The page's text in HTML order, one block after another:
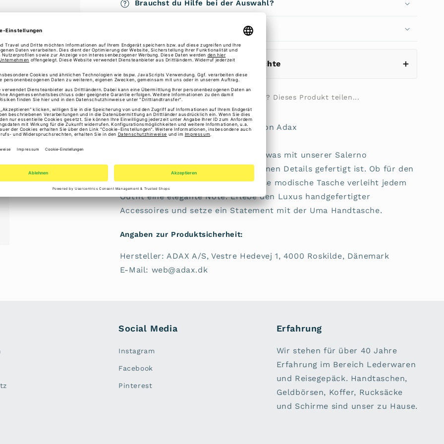
Brauchst du Hilfe bei der Auswahl?
ℹ️ Gesetzliche Gewährleistungsrechte
Erstmal Freunde oder Familie fragen? Dieses Produkt teilen...
Salerno Handtasche Uma 293226 von Adax
Verleihe deinem Stil das gewisse Etwas mit unserer Salerno
Handtasche, die mit handgeflochtenen Details gefertigt ist. Ob für den
Alltag oder festliche Anlässe – diese modische Tasche verleiht jedem
Outfit eine elegante Note. Erlebe den Luxus handgefertigter
Accessoires und setze ein Statement mit der Uma Handtasche.
Angaben zur Produktsicherheit:
Hersteller: ADAX A/S, Vestre Hedevej 1, 4000 Roskilde, Dänemark
E-Mail: web@adax.dk
Social Media
Instagram
Facebook
Pinterest
Erfahrung
Wir stehen für über 40 Jahre
Erfahrung im Bereich Lederwaren
und Reisegepäck. Handtaschen,
Geldbörsen, Koffer, Rucksäcke
und Schirme sind unser zu Hause.